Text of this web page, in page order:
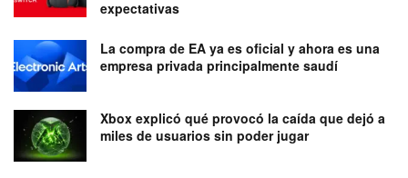
expectativas
La compra de EA ya es oficial y ahora es una
empresa privada principalmente saudí
Xbox explicó qué provocó la caída que dejó a
miles de usuarios sin poder jugar